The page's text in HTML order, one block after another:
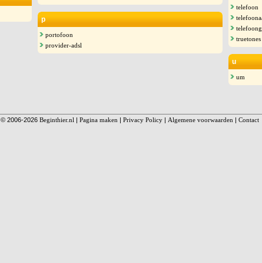
p
portofoon
provider-adsl
telefoon
truetones
u
um
© 2006-2026Beginthier.nl |Pagina maken |Privacy Policy | Algemene voorwaarden |Contact